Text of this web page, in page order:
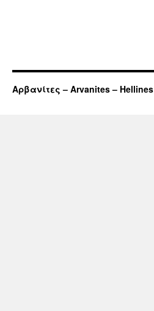
Αρβανίτες – Arvanites – Hellines